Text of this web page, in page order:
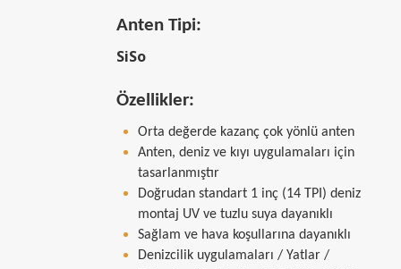
Anten Tipi:
SiSo
Özellikler:
Orta değerde kazanç çok yönlü anten
Anten, deniz ve kıyı uygulamaları için
tasarlanmıştır
Doğrudan standart 1 inç (14 TPI) deniz
montaj UV ve tuzlu suya dayanıklı
Sağlam ve hava koşullarına dayanıklı
Denizcilik uygulamaları / Yatlar /